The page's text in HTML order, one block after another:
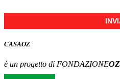
CASAOZ
è un progetto di FONDAZIONEOZ